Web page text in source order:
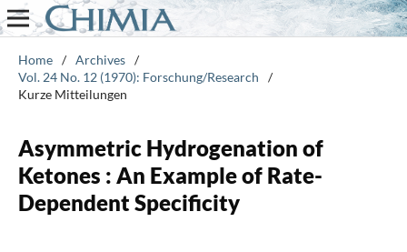
Home / Archives /
Vol. 24 No. 12 (1970): Forschung/Research
/
Kurze Mitteilungen
Asymmetric Hydrogenation of
Ketones : An Example of Rate-
Dependent Specificity